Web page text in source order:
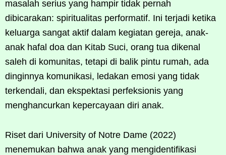
masalah serius yang hampir tidak pernah
dibicarakan: spiritualitas performatif. Ini terjadi ketika
keluarga sangat aktif dalam kegiatan gereja, anak-
anak hafal doa dan Kitab Suci, orang tua dikenal
saleh di komunitas, tetapi di balik pintu rumah, ada
dinginnya komunikasi, ledakan emosi yang tidak
terkendali, dan ekspektasi perfeksionis yang
menghancurkan kepercayaan diri anak.
Riset dari University of Notre Dame (2022)
menemukan bahwa anak yang mengidentifikasi